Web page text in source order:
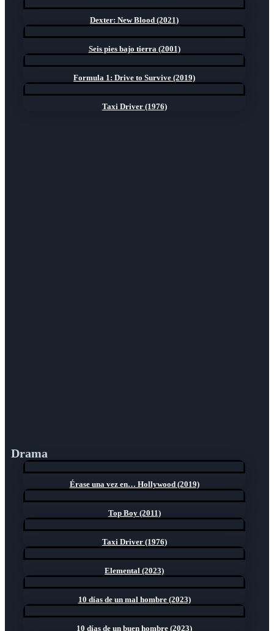
Dexter: New Blood (2021)
Seis pies bajo tierra (2001)
Formula 1: Drive to Survive (2019)
Taxi Driver (1976)
Drama
Érase una vez en… Hollywood (2019)
Top Boy (2011)
Taxi Driver (1976)
Elemental (2023)
10 días de un mal hombre (2023)
10 días de un buen hombre (2023)